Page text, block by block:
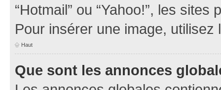
“Hotmail” ou “Yahoo!”, les
Pour insérer une image, utilisez
Haut
Que sont les annonces